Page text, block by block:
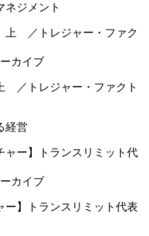
ネジメント
カイブ
／トレジャー・ファクト
経営
カイブ
ー】トランスリミット代表